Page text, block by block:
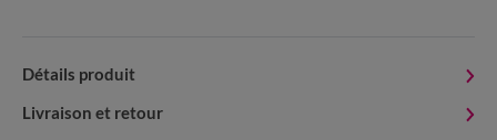
Détails produit
Livraison et retour